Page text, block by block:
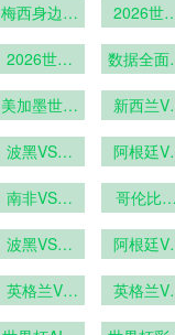
福？》
可能成
主”？》
梅西身边强
2026世
第六次参
2026世界
成为世界杯
数据全面
美加墨世界
在大都会人
准基准点
新西兰
西兰VS
波黑VS卡
黑VS卡塔
阿根廷
廷VS奥地
南非VS韩
VS韩国在
哥伦比亚
播哥伦比
线直播
波黑VS卡
VS卡塔尔
阿根廷
阿根廷
英格兰VS
英格兰